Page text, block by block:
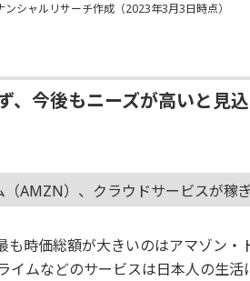
シャルリサーチ作成（2023年3月3日時点）
、今後もニーズが高いと見
AMZN）、クラウドサービスが稼
も時価総額が大きいのはアマゾン
イムなどのサービスは日本人の生